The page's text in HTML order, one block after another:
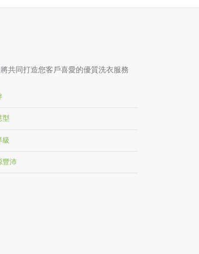
將共同打造您客戶喜愛的優質洗衣服務
型
級
豐沛